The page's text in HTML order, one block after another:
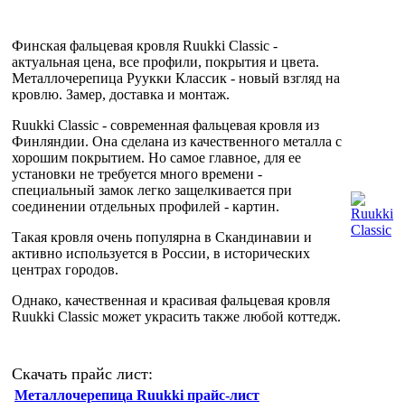
Финская фальцевая кровля Ruukki Classic -
актуальная цена, все профили, покрытия и цвета.
Металлочерепица Руукки Классик - новый взгляд на
кровлю. Замер, доставка и монтаж.
Ruukki Classic - современная фальцевая кровля из
Финляндии. Она сделана из качественного металла с
хорошим покрытием. Но самое главное, для ее
установки не требуется много времени -
специальный замок легко защелкивается при
соединении отдельных профилей - картин.
Такая кровля очень популярна в Скандинавии и
активно используется в России, в исторических
центрах городов.
Однако, качественная и красивая фальцевая кровля
Ruukki Classic может украсить также любой коттедж.
Скачать прайс лист:
Металлочерепица Ruukki прайс-лист